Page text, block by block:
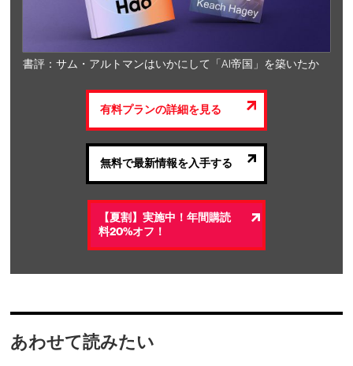
書評：サム・アルトマンはいかにして「AI帝国」を築いたか
有料プランの詳細を見る
無料で最新情報を入手する
【夏割】実施中！年間購読
料20%オフ！
あわせて読みたい